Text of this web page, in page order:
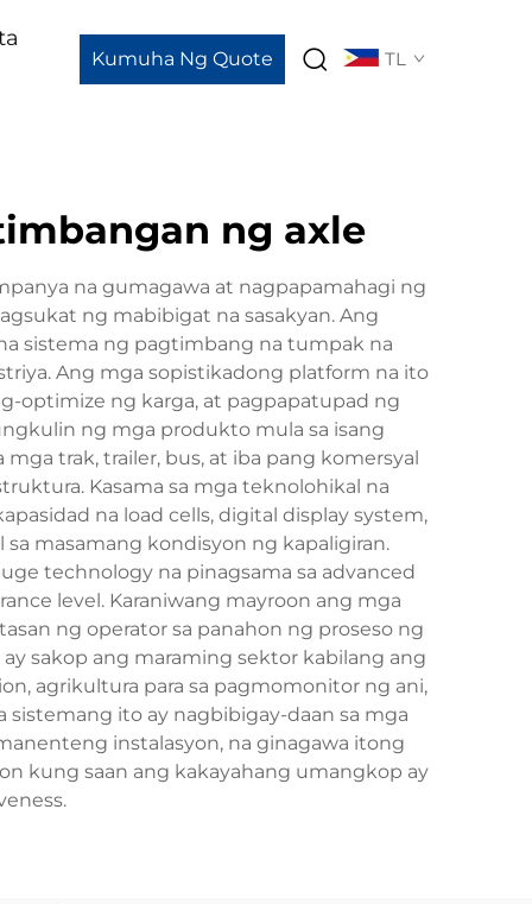
Kumuha Ng Quote TL
ng axle
na gumagawa at nagpapamahagi ng
ng mabibigat na sasakyan. Ang
sistema ng pagtimbang na tumpak na
Ang mga sopistikadong platform na ito
optimize ng karga, at pagpapatupad ng
ng mga produkto mula sa isang
trak, trailer, bus, at iba pang komersyal
Kasama sa mga teknolohikal na
na load cells, digital display system,
masamang kondisyon ng kapaligiran.
technology na pinagsama sa advanced
level. Karaniwang mayroon ang mga
ng operator sa panahon ng proseso ng
sakop ang maraming sektor kabilang ang
agrikultura para sa pagmomonitor ng ani,
ito ay nagbibigay-daan sa mga
instalasyon, na ginagawa itong
kung saan ang kakayahang umangkop ay